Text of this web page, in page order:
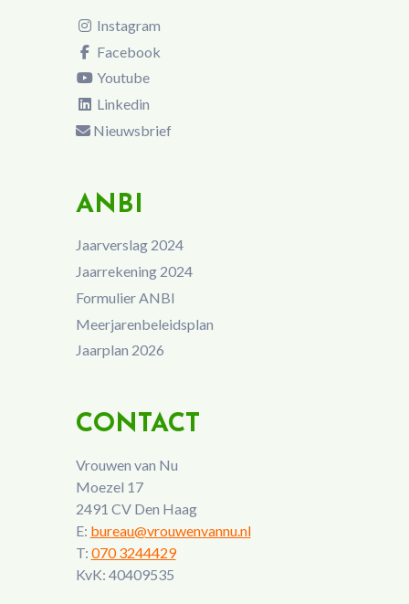
Instagram
Facebook
Youtube
Linkedin
Nieuwsbrief
ANBI
Jaarverslag 2024
Jaarrekening 2024
Formulier ANBI
Meerjarenbeleidsplan
Jaarplan 2026
CONTACT
Vrouwen van Nu
Moezel 17
2491 CV Den Haag
E: bureau@vrouwenvannu.nl
T: 070 3244429
KvK: 40409535